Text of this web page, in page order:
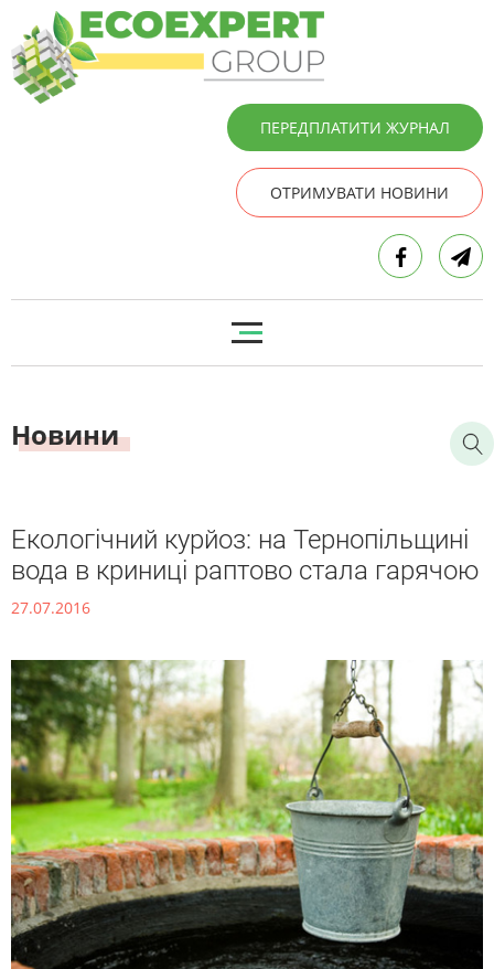
ПЕРЕДПЛАТИТИ ЖУРНАЛ
ОТРИМУВАТИ НОВИНИ
Новини
Екологічний курйоз: на Тернопільщині
вода в криниці раптово стала гарячою
27.07.2016